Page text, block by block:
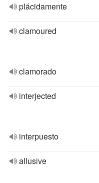
plácidamente
clamoured
clamorado
interjected
interpuesto
allusive